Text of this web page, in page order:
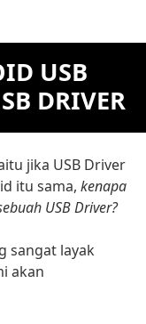
USB
DRIVER
jika USB Driver
itu sama, kenapa
USB Driver?
sangat layak
akan